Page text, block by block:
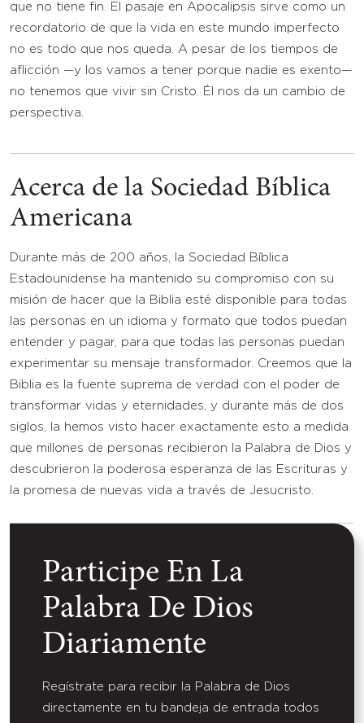
que no tiene fin. El pasaje en Apocalipsis sirve como un
recordatorio de que la vida en este mundo imperfecto
no es todo que nos queda. A pesar de los tiempos de
aflicción —y los vamos a tener porque nadie es exento—
no tenemos que vivir sin Cristo. Él nos da un cambio de
perspectiva.
Acerca de la Sociedad Bíblica
Americana
Durante más de 200 años, la Sociedad Bíblica
Estadounidense ha mantenido su compromiso con su
misión de hacer que la Biblia esté disponible para todas
las personas en un idioma y formato que todos puedan
entender y pagar, para que todas las personas puedan
experimentar su mensaje transformador. Creemos que la
Biblia es la fuente suprema de verdad con el poder de
transformar vidas y eternidades, y durante más de dos
siglos, la hemos visto hacer exactamente esto a medida
que millones de personas recibieron la Palabra de Dios y
descubrieron la poderosa esperanza de las Escrituras y
la promesa de nuevas vida a través de Jesucristo.
Participe En La
Palabra De Dios
Diariamente
Regístrate para recibir la Palabra de Dios
directamente en tu bandeja de entrada todos